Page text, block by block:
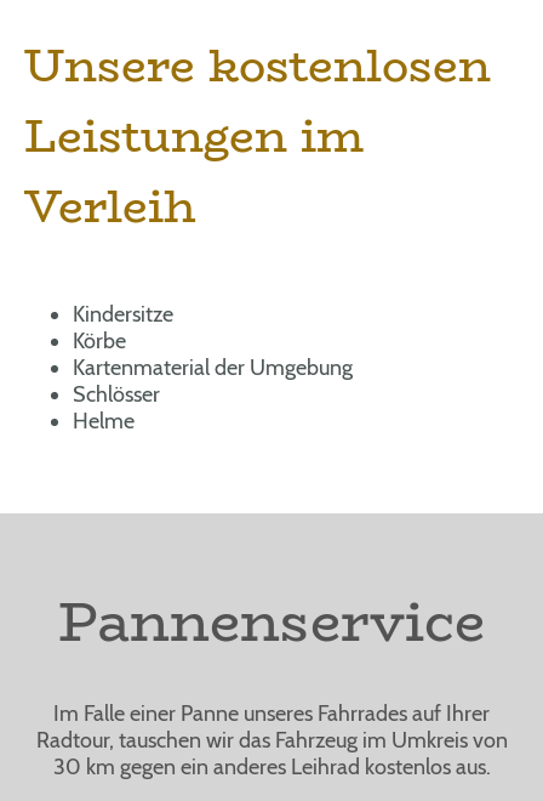
Unsere kostenlosen
Leistungen im
Verleih
Kindersitze
Körbe
Kartenmaterial der Umgebung
Schlösser
Helme
Pannenservice
Im Falle einer Panne unseres Fahrrades auf Ihrer
Radtour, tauschen wir das Fahrzeug im Umkreis von
30 km gegen ein anderes Leihrad kostenlos aus.